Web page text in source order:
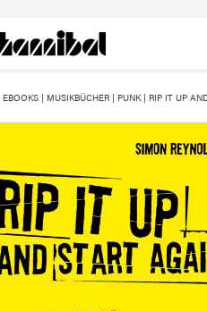
EBOOKS | MUSIKBÜCHER | PUNK| RIP IT UP